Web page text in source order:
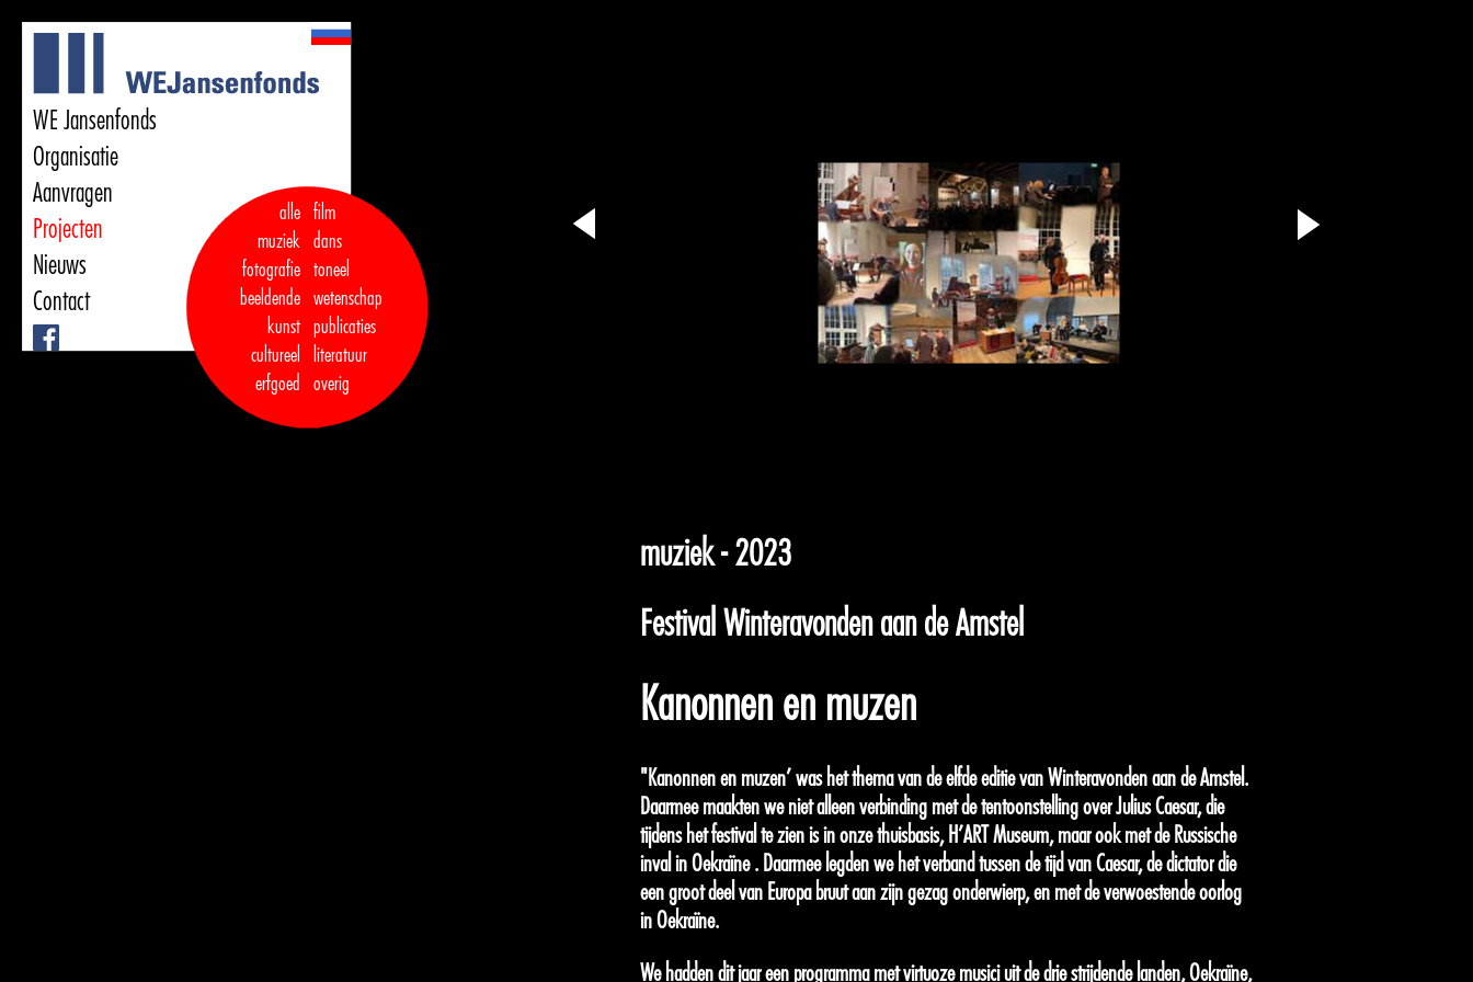
WE Jansenfonds
Organisatie
Aanvragen
Projecten
Nieuws
Contact
alle
muziek
fotografie
beeldende
kunst
cultureel
erfgoed
film
dans
toneel
wetenschap
publicaties
literatuur
overig
muziek - 2023
Festival Winteravonden aan de Amstel
Kanonnen en muzen
"Kanonnen en muzen’ was het thema van de elfde editie van Winteravonden aan de Amstel.
Daarmee maakten we niet alleen verbinding met de tentoonstelling over Julius Caesar, die
tijdens het festival te zien is in onze thuisbasis, H’ART Museum, maar ook met de Russische
inval in Oekraïne . Daarmee legden we het verband tussen de tijd van Caesar, de dictator die
een groot deel van Europa bruut aan zijn gezag onderwierp, en met de verwoestende oorlog
in Oekraïne.
We hadden dit jaar een programma met virtuoze musici uit de drie strijdende landen, Oekraïne,